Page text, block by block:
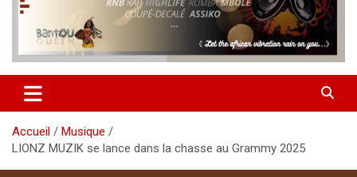
Accueil
Musique
LIONZ MUZIK se lance dans la chasse au Grammy 2025